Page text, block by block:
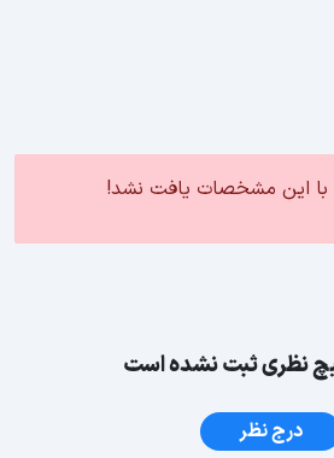
با این مشخصات یافت نشد!
نظری ثبت نشده است
درج نظر